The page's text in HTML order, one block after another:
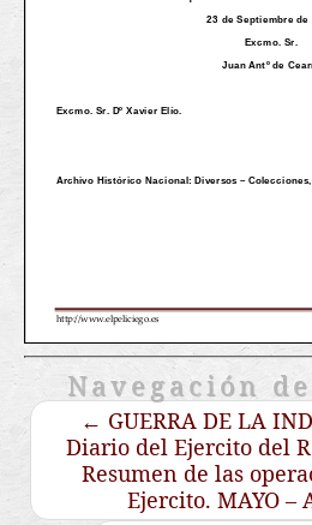
Navegación
← GUERRA DE LA
Diario del Ejercito del
Resumen de las
Ejercito. MAYO –